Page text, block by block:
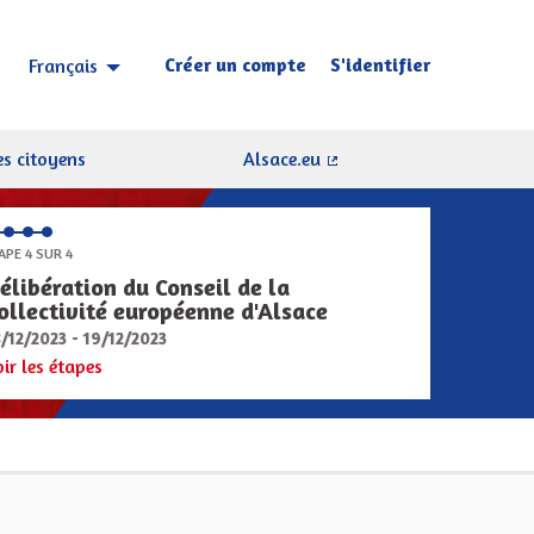
Français Choisir la langue Sprache wählen
Créer un compte S'identifier
citoyens
Alsace.eu
4 SUR 4
du Conseil de la
européenne d'Alsace
12/2023 - 19/12/2023
les étapes